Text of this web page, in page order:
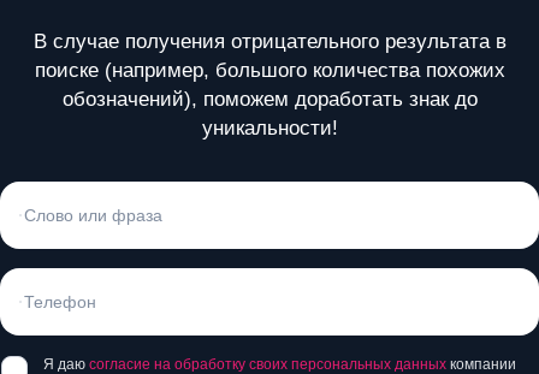
В случае получения отрицательного результата в
поиске (например, большого количества похожих
обозначений), поможем доработать знак до
уникальности!
Я даю согласие на обработку своих персональных данных компании